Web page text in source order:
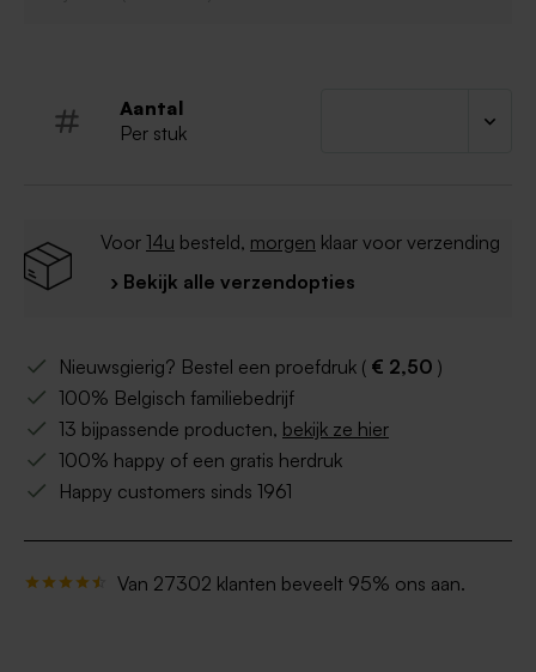
Aantal
Per stuk
Voor 14u besteld, morgen klaar voor verzending
› Bekijk alle verzendopties
Nieuwsgierig? Bestel een proefdruk ( € 2,50 )
100% Belgisch familiebedrijf
13 bijpassende producten, bekijk ze hier
100% happy of een gratis herdruk
Happy customers sinds 1961
Van 27302 klanten beveelt 95% ons aan.